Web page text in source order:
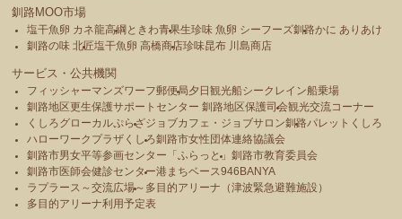
釧路MOO市場
塩干魚卵 カネ龍高綱 ときわ青果生珍味 魚卵 シーフーズ釧路かに ありあけ
釧路の味 北匠塩干魚卵 高橋商店珍味昆布 川島商店
サービス・公共機関
フィッシャーマンズワーフ郵便局夕日観光船シークレイン船乗場
釧路地区更生保護サポートセンター 釧路地区保護司会観光交流コーナー
くしろグローカルぷらざジョブカフェ・ジョブサロン釧路パレットくしろ
ハローワークプラザくしろ釧路市女性団体連絡協議会
釧路市男女平等参画センター「ふらっと」釧路市教育委員会
釧路市医師会健診センター港まちベース946BANYA
ラプラース～交流広場～ 多目的アリーナ（津波緊急避難施設）
多目的アリーナ利用予定表